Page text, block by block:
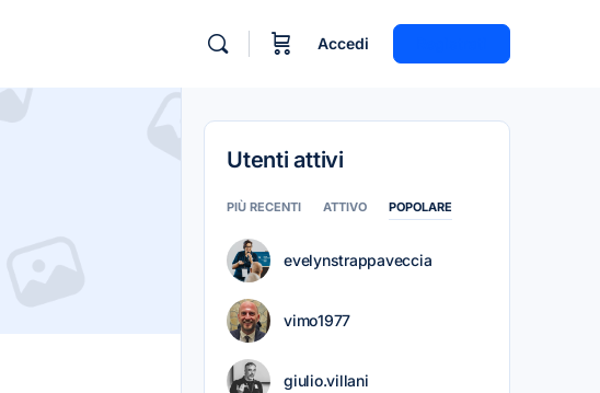
Accedi
Utenti attivi
PIÙ RECENTI ATTIVO POPOLARE
evelynstrappaveccia
vimo1977
giulio.villani